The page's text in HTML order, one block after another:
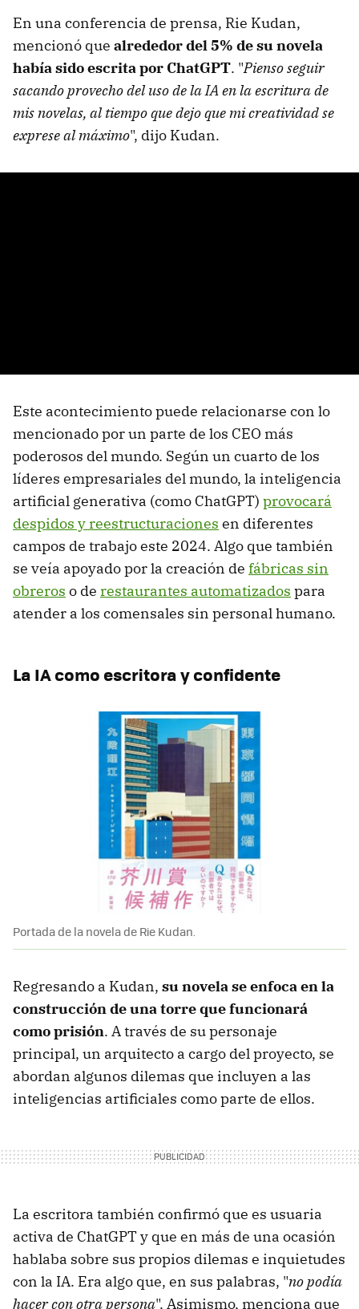
En una conferencia de prensa, Rie Kudan,
mencionó que alrededor del 5% de su novela
había sido escrita por ChatGPT. "Pienso seguir
sacando provecho del uso de la IA en la escritura de
mis novelas, al tiempo que dejo que mi creatividad se
exprese al máximo", dijo Kudan.
Este acontecimiento puede relacionarse con lo
mencionado por un parte de los CEO más
poderosos del mundo. Según un cuarto de los
líderes empresariales del mundo, la inteligencia
artificial generativa (como ChatGPT) provocará
despidos y reestructuraciones en diferentes
campos de trabajo este 2024. Algo que también
se veía apoyado por la creación de fábricas sin
obreros o de restaurantes automatizados para
atender a los comensales sin personal humano.
La IA como escritora y confidente
Portada de la novela de Rie Kudan.
Regresando a Kudan, su novela se enfoca en la
construcción de una torre que funcionará
como prisión. A través de su personaje
principal, un arquitecto a cargo del proyecto, se
abordan algunos dilemas que incluyen a las
inteligencias artificiales como parte de ellos.
La escritora también confirmó que es usuaria
activa de ChatGPT y que en más de una ocasión
hablaba sobre sus propios dilemas e inquietudes
con la IA. Era algo que, en sus palabras, "no podía
hacer con otra persona". Asimismo, menciona que